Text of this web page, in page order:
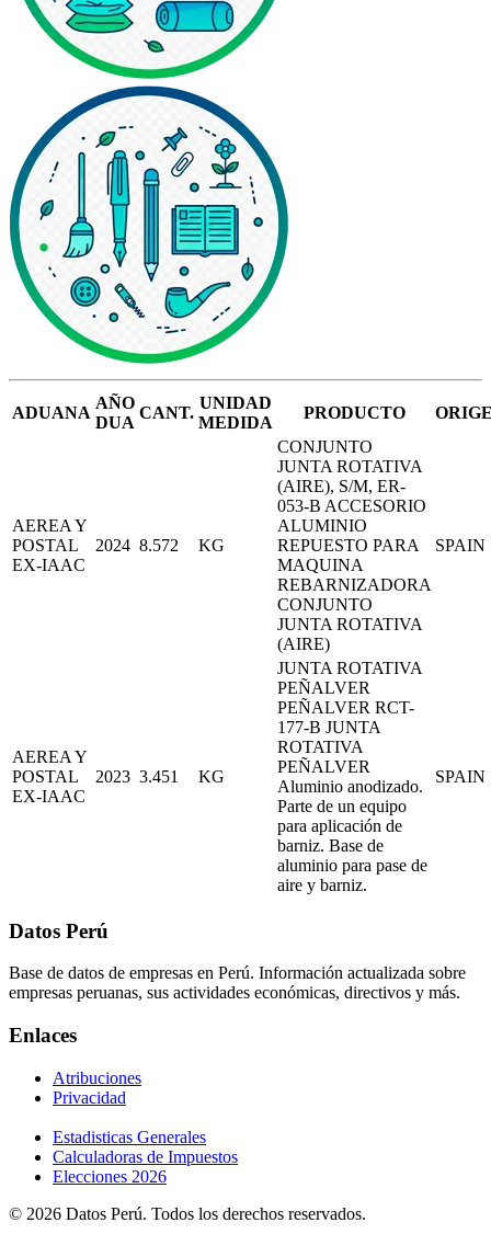
ADUANA
AÑO
DUA
CANT.
UNIDAD
MEDIDA
PRODUCTO
AEREA Y
POSTAL
EX-IAAC
2024 8.572 KG
CONJUNTO
JUNTA ROTATIVA
(AIRE), S/M, ER-
053-B ACCESORIO
ALUMINIO
REPUESTO PARA
MAQUINA
REBARNIZADORA
CONJUNTO
JUNTA ROTATIVA
(AIRE)
SPAIN
AEREA Y
POSTAL
EX-IAAC
2023 3.451 KG
JUNTA ROTATIVA
PEÑALVER
PEÑALVER RCT-
177-B JUNTA
ROTATIVA
PEÑALVER
Aluminio anodizado.
Parte de un equipo
para aplicación de
barniz. Base de
aluminio para pase de
aire y barniz.
SPAIN
Datos Perú
Base de datos de empresas en Perú. Información actualizada sobre
empresas peruanas, sus actividades económicas, directivos y más.
Enlaces
Atribuciones
Privacidad
Estadisticas Generales
Calculadoras de Impuestos
Elecciones 2026
© 2026 Datos Perú. Todos los derechos reservados.